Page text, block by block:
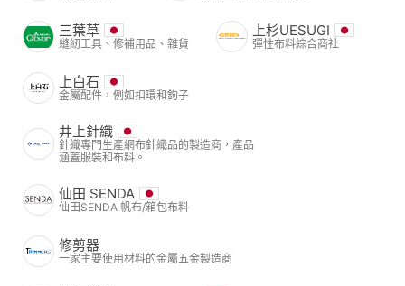
三葉草
縫紉工具、修補用品、雜貨
上杉UESUGI
彈性布料綜合商社
上白石
金屬配件，例如扣環和鉤子
井上針織
針織專門生產網布針織品的製造商，產品
涵蓋服裝和布料。
仙田 SENDA
仙田SENDA 帆布/箱包布料
修剪器
一家主要使用材料的金屬五金製造商